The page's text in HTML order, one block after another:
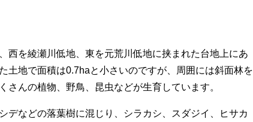
西を綾瀬川低地、東を元荒川低地に挟まれた台地上にあ
土地で面積は0.7haと小さいのですが、周囲には斜面林を
さんの植物、野鳥、昆虫などが生育しています。
デなどの落葉樹に混じり、シラカシ、スダジイ、ヒサカ